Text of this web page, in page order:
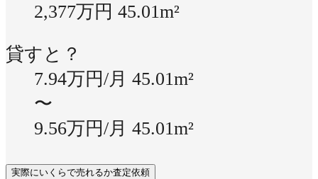
2,377万円 45.01m²
貸すと？
7.94万円/月 45.01m²
〜
9.56万円/月 45.01m²
実際にいくらで売れるか査定依頼